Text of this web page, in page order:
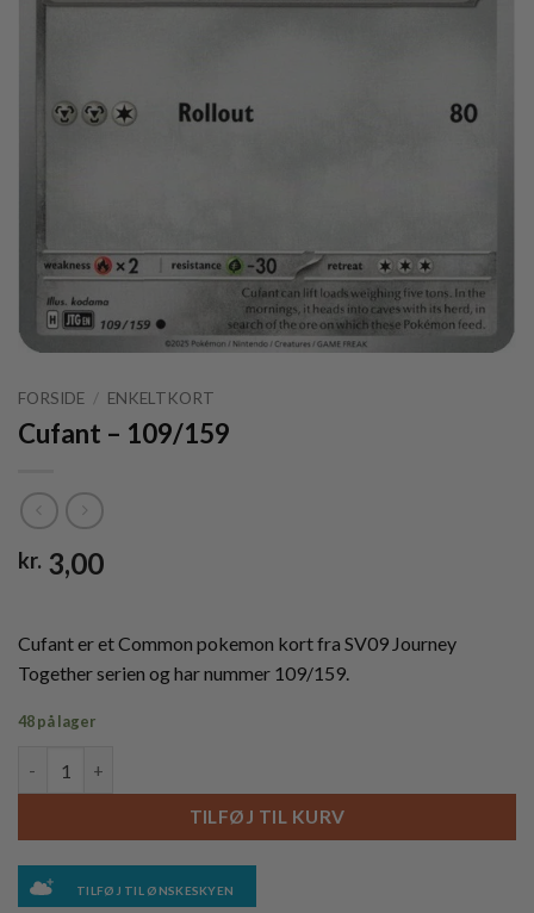
FORSIDE / ENKELTKORT
Cufant – 109/159
kr. 3,00
Cufant er et Common pokemon kort fra SV09 Journey
Together serien og har nummer 109/159.
48 på lager
TILFØJ TIL KURV
TILFØJ TIL ØNSKESKYEN